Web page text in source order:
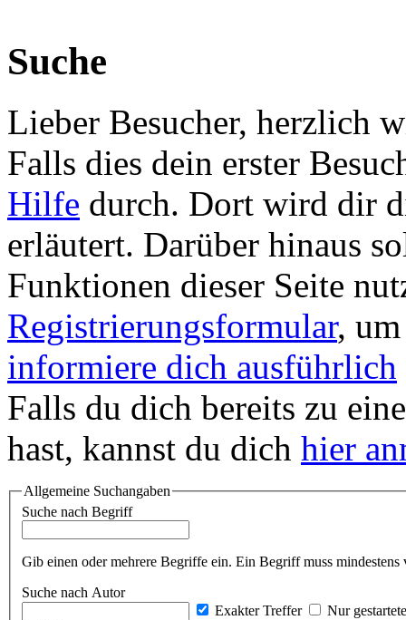
Suche
Lieber Besucher, herzlich
Falls dies dein erster
Hilfe durch. Dort wird dir
erläutert. Darüber hinaus
Funktionen dieser Seite
Registrierungsformular,
informiere dich ausführlich
Falls du dich bereits zu
hast, kannst du dich hier
Allgemeine Suchangaben
Suche nach Begriff
Gib einen oder mehrere Begriffe ein. Ein Begriff muss
Suche nach Autor
Exakter Treffer
Nur